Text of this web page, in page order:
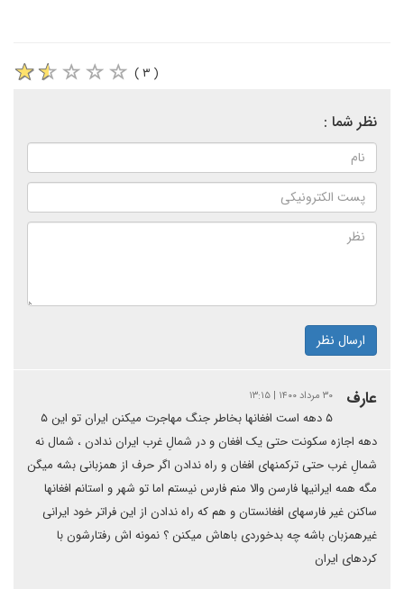
( ۳ )
نظر شما :
ارسال نظر
عارف ۳۰ مرداد ۱۴۰۰ | ۱۳:۱۵
۵ دهه است افغانها بخاطر جنگ مهاجرت میکنن ایران تو این ۵
دهه اجازه سکونت حتی یک افغان و در شمالِ غرب ایران ندادن ، شمال نه
شمالِ غرب حتی ترکمنهای افغان و راه ندادن اگر حرف از همزبانی بشه میگن
مگه همه ایرانیها فارسن والا منم فارس نیستم اما تو شهر و استانم افغانها
ساکنن غیر فارسهای افغانستان و هم که راه ندادن از این فراتر خود ایرانی
غیرهمزبان باشه چه بدخوردی باهاش میکنن ؟ نمونه اش رفتارشون با
کردهای ایران